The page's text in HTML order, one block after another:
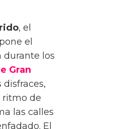
, el
el
durante los
Gran
ritmo de
las calles
. El